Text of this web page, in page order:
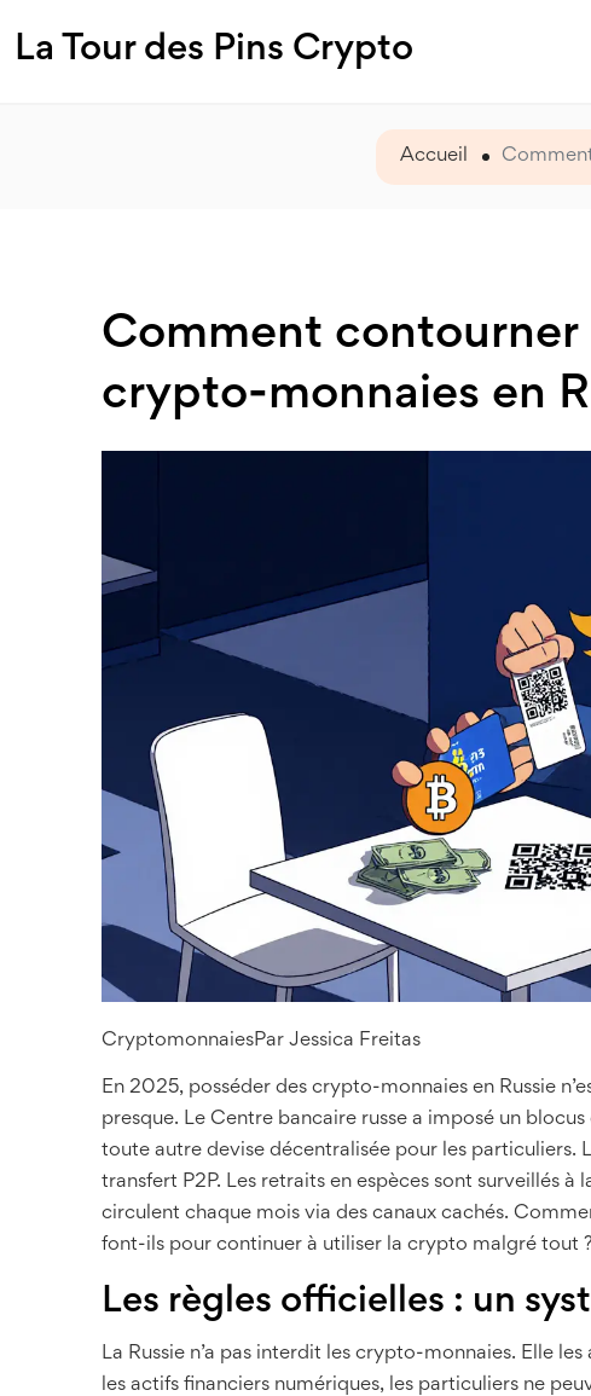
La Tour des Pins Crypto
Accueil
Comment contourner
crypto-monnaies en
CryptomonnaiesPar Jessica Freitas
En 2025, posséder des crypto-monnaies en Russie
presque. Le Centre bancaire russe a imposé un
toute autre devise décentralisée pour les particuliers.
transfert P2P. Les retraits en espèces sont surveillés
circulent chaque mois via des canaux cachés.
font-ils pour continuer à utiliser la crypto malgré tout ?
Les règles officielles : un
La Russie n’a pas interdit les crypto-monnaies. Elle
les actifs financiers numériques, les particuliers ne